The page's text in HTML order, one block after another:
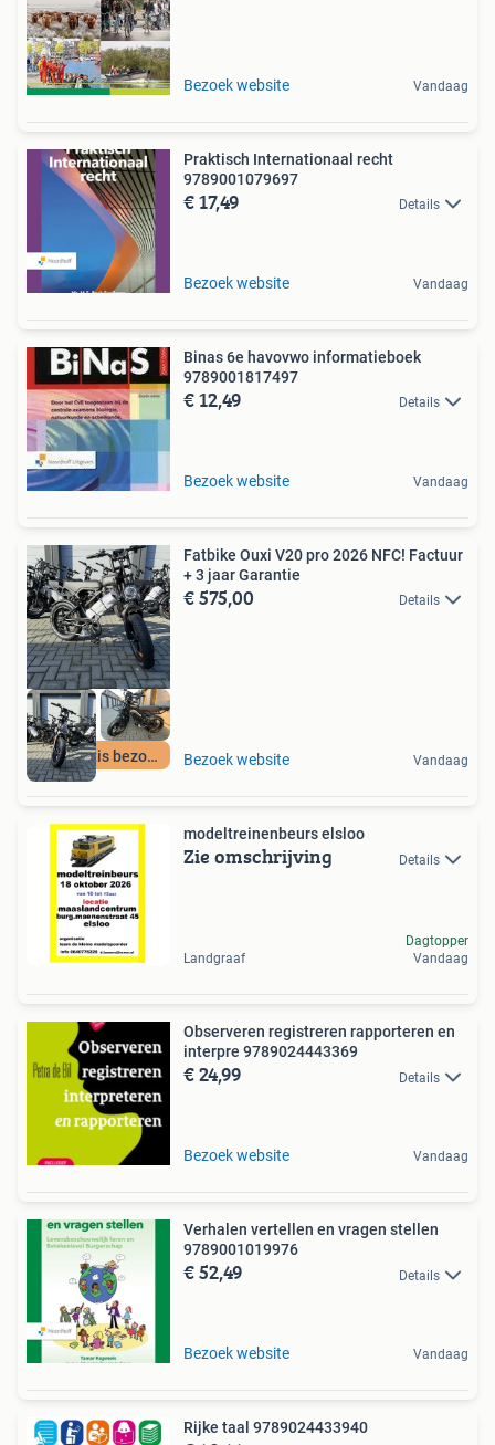
Bezoek website Vandaag
Praktisch Internationaal recht
9789001079697
€ 17,49 Details
Bezoek website Vandaag
Binas 6e havovwo informatieboek
9789001817497
€ 12,49 Details
Bezoek website Vandaag
24H gratis bezorgd
Fatbike Ouxi V20 pro 2026 NFC! Factuur
+ 3 jaar Garantie
€ 575,00 Details
Bezoek website Vandaag
modeltreinenbeurs elsloo
Zie omschrijving Details
Landgraaf
Dagtopper
Vandaag
Observeren registreren rapporteren en
interpre 9789024443369
€ 24,99 Details
Bezoek website Vandaag
Verhalen vertellen en vragen stellen
9789001019976
€ 52,49 Details
Bezoek website Vandaag
Rijke taal 9789024433940